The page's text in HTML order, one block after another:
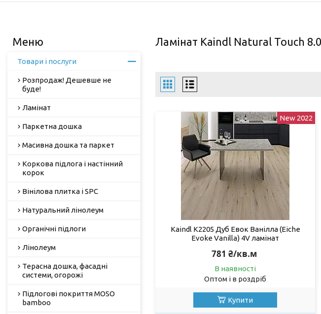
Ламінат Kaindl Natural Touch
New 2022
Kaindl K2205 Дуб Евок Ванілла (Eiche
Evoke Vanilla) 4V ламінат
781 ₴/кв.м
В наявності
Оптом і в роздріб
Купити
Товари і послуги
Розпродаж! Дешевше не
буде!
Ламінат
Паркетна дошка
Масивна дошка та паркет
Коркова підлога і настінний
корок
Вінілова плитка і SPC
Натуральний лінолеум
Органічні підлоги
Лінолеум
Терасна дошка, фасадні
системи, огорожі
Підлогові покриття MOSO
bamboo